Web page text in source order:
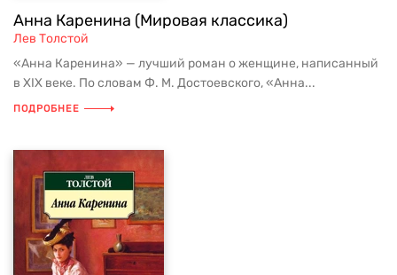
Анна Каренина (Мировая классика)
Лев Толстой
«Анна Каренина» — лучший роман о женщине, написанный
в XIX веке. По словам Ф. М. Достоевского, «Анна...
ПОДРОБНЕЕ